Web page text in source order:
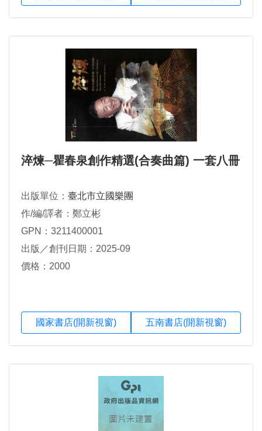
淬煉─瞿春泉創作精選(合奏曲篇) 一套八冊
出版單位： 臺北市立國樂團
作/編/譯者：鄭立彬
GPN：3211400001
出版／創刊日期：2025-09
價格：2000
國家書店(開新視窗) 五南書店(開新視窗)